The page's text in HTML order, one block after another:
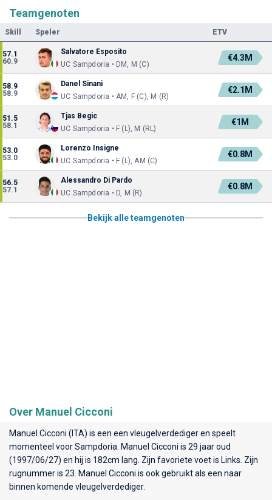
Teamgenoten
Skill Speler ETV
57.1
60.9
Salvatore Esposito
UC Sampdoria • DM, M (C)
€4.3M
58.9
58.9
Danel Sinani
UC Sampdoria • AM, F (C), M (R)
€2.1M
51.5
58.1
Tjas Begic
UC Sampdoria • F (L), M (RL)
€1M
53.0
53.0
Lorenzo Insigne
UC Sampdoria • F (L), AM (C)
€0.8M
56.5
57.1
Alessandro Di Pardo
UC Sampdoria • D, M (R)
€0.8M
Bekijk alle teamgenoten
Over Manuel Cicconi
Manuel Cicconi (ITA) is een een vleugelverdediger en speelt
momenteel voorSampdoria . Manuel Cicconi is 29 jaar oud
(1997/06/27) en hij is 182cm lang. Zijn favoriete voet is Links. Zijn
rugnummer is 23. Manuel Cicconi is ook gebruikt als een naar
binnen komende vleugelverdediger.